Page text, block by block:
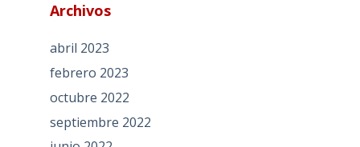
Archivos
abril 2023
febrero 2023
octubre 2022
septiembre 2022